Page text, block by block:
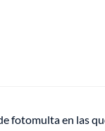
fotomulta en las